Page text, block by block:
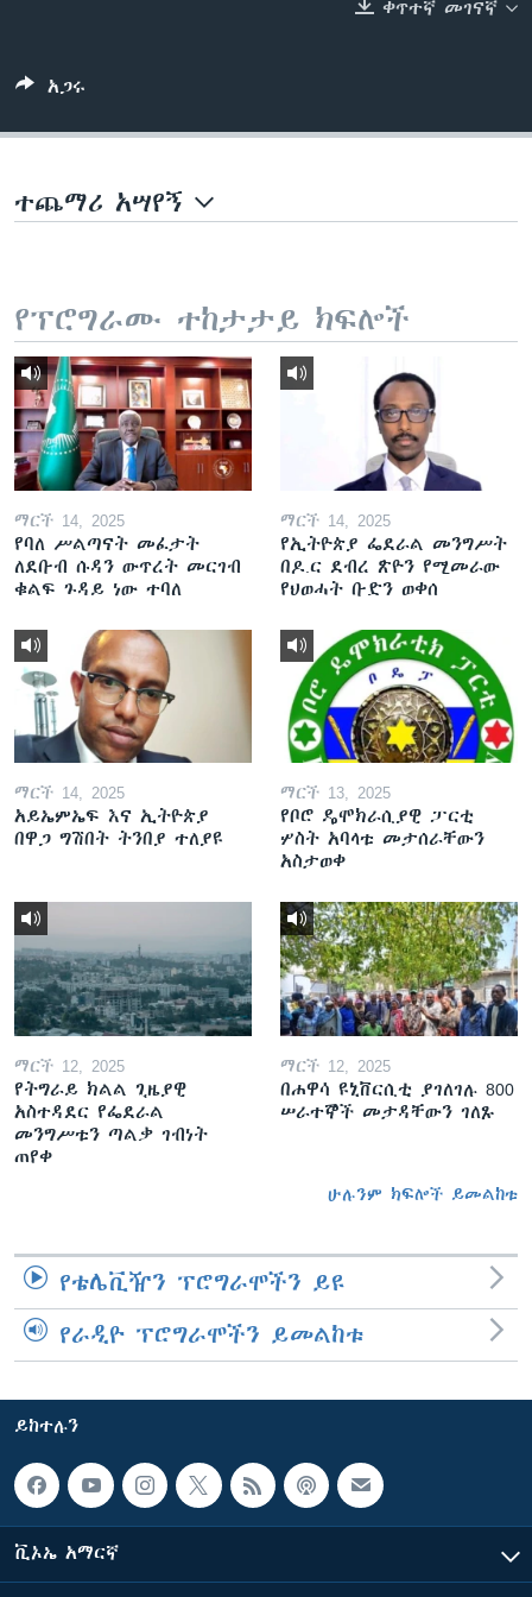
ቋንቋዎች
ቀጥተኛ መገናኛ
አጋሩ
ተጨማሪ አሣየኝ
የፕሮግራሙ ተከታታይ ክፍሎች
ማርች 14, 2025
የባለ ሥልጣናት መፈታት
ለደቡብ ሱዳን ውጥረት መርገብ
ቁልፍ ጉዳይ ነው ተባለ
ማርች 14, 2025
የኢትዮጵያ ፌደራል መንግሥት
በዶ.ር ደብረ ጽዮን የሚመራው
የህወሓት ቡድን ወቀሰ
ማርች 14, 2025
አይኤምኤፍ እና ኢትዮጵያ
በዋጋ ግሽበት ትንበያ ተለያዩ
ማርች 13, 2025
የቦሮ ዴሞክራሲያዊ ፓርቲ
ሦስት አባላቱ መታሰራቸውን
አስታወቀ
ማርች 12, 2025
የትግራይ ክልል ጊዜያዊ
አስተዳደር የፌደራል
መንግሥቱን ጣልቃ ገብነት
ጠየቀ
ማርች 12, 2025
በሐዋሳ ዩኒቨርሲቲ ያገለገሉ 800
ሠራተኞች መታዳቸውን ገለጹ
ሁሉንም ክፍሎች ይመልከቱ
የቴሌቪዥን ፕሮግራሞችን ይዩ
የራዲዮ ፕሮግራሞችን ይመልከቱ
ይከተሉን
ቪኦኤ አማርኛ